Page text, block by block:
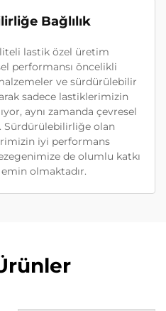
Bağlılık
lastik özel üretim
performansı öncelikli
ve sürdürülebilir
sadece lastiklerimizin
aynı zamanda çevresel
Sürdürülebilirliğe olan
iyi performans
de olumlu katkı
emin olmaktadır.